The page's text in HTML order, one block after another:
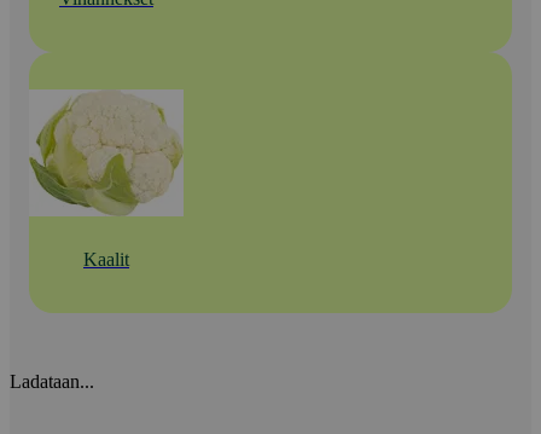
Kaalit
Ladataan...